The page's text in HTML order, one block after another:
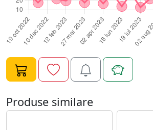
Produse similare